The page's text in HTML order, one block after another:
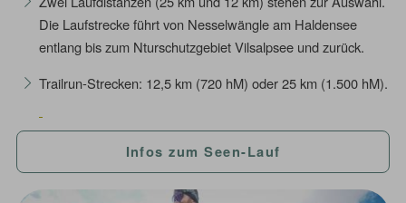
Die Laufstrecke führt von Nesselwängle am Haldensee
entlang bis zum Nturschutzgebiet Vilsalpsee und zurück.
Trailrun-Strecken: 12,5 km (720 hM) oder 25 km (1.500 hM).
Infos zum Seen-Lauf